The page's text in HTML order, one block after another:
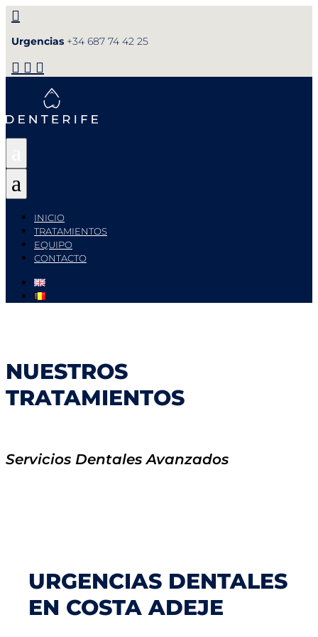

Urgencias +34 687 74 42 25
  
a
INICIO
TRATAMIENTOS
EQUIPO
CONTACTO
NUESTROS
TRATAMIENTOS
Servicios Dentales Avanzados
URGENCIAS DENTALES
EN COSTA ADEJE